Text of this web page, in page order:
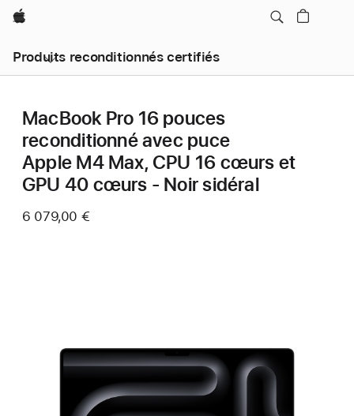
Apple
Produits reconditionnés certifiés
MacBook Pro 16 pouces
reconditionné avec puce
Apple M4 Max, CPU 16 cœurs et
GPU 40 cœurs - Noir sidéral
6 079,00 €